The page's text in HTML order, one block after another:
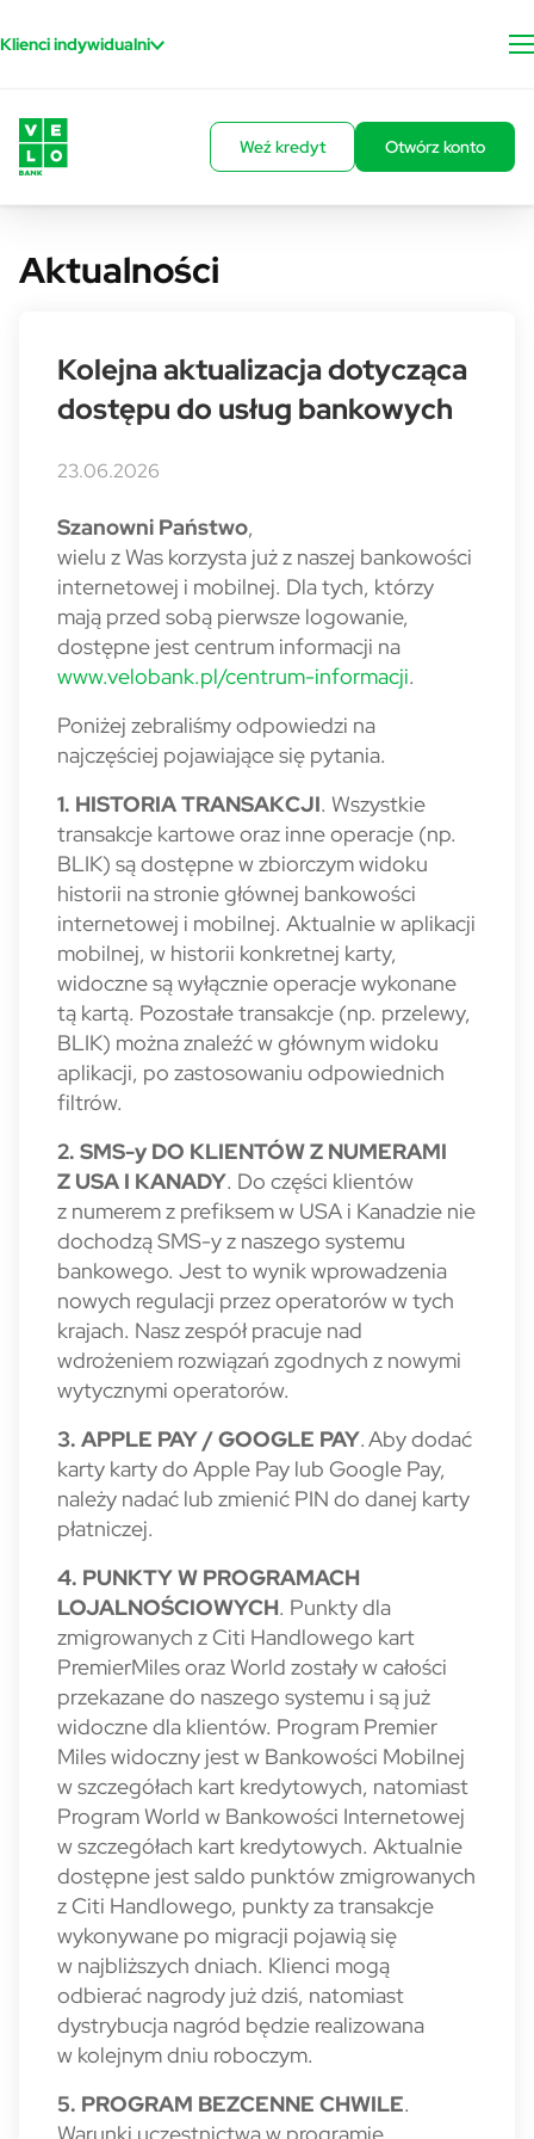
Klienci indywidualni
Weź kredyt Otwórz konto
Aktualności
Kolejna aktualizacja dotycząca
dostępu do usług bankowych
23.06.2026
Szanowni Państwo,
wielu z Was korzysta już z naszej bankowości
internetowej i mobilnej. Dla tych, którzy
mają przed sobą pierwsze logowanie,
dostępne jest centrum informacji na
www.velobank.pl/centrum-informacji.
Poniżej zebraliśmy odpowiedzi na
najczęściej pojawiające się pytania.
1. HISTORIA TRANSAKCJI. Wszystkie
transakcje kartowe oraz inne operacje (np.
BLIK) są dostępne w zbiorczym widoku
historii na stronie głównej bankowości
internetowej i mobilnej. Aktualnie w aplikacji
mobilnej, w historii konkretnej karty,
widoczne są wyłącznie operacje wykonane
tą kartą. Pozostałe transakcje (np. przelewy,
BLIK) można znaleźć w głównym widoku
aplikacji, po zastosowaniu odpowiednich
filtrów.
2. SMS-y DO KLIENTÓW Z NUMERAMI
Z USA I KANADY. Do części klientów
z numerem z prefiksem w USA i Kanadzie nie
dochodzą SMS-y z naszego systemu
bankowego. Jest to wynik wprowadzenia
nowych regulacji przez operatorów w tych
krajach. Nasz zespół pracuje nad
wdrożeniem rozwiązań zgodnych z nowymi
wytycznymi operatorów.
3. APPLE PAY / GOOGLE PAY. Aby dodać
karty karty do Apple Pay lub Google Pay,
należy nadać lub zmienić PIN do danej karty
płatniczej.
4. PUNKTY W PROGRAMACH
LOJALNOŚCIOWYCH. Punkty dla
zmigrowanych z Citi Handlowego kart
PremierMiles oraz World zostały w całości
przekazane do naszego systemu i są już
widoczne dla klientów. Program Premier
Miles widoczny jest w Bankowości Mobilnej
w szczegółach kart kredytowych, natomiast
Program World w Bankowości Internetowej
w szczegółach kart kredytowych. Aktualnie
dostępne jest saldo punktów zmigrowanych
z Citi Handlowego, punkty za transakcje
wykonywane po migracji pojawią się
w najbliższych dniach. Klienci mogą
odbierać nagrody już dziś, natomiast
dystrybucja nagród będzie realizowana
w kolejnym dniu roboczym.
5. PROGRAM BEZCENNE CHWILE.